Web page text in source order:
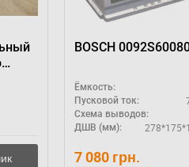
BOSCH
Ёмкость:
Пусковой ток:
Схема выводов:
ДШВ (мм):
7 080 грн.